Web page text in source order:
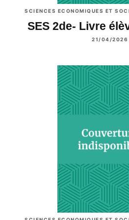
SCIENCES ECONOMIQUES ET
SES 2de- Livre
21/04/2026